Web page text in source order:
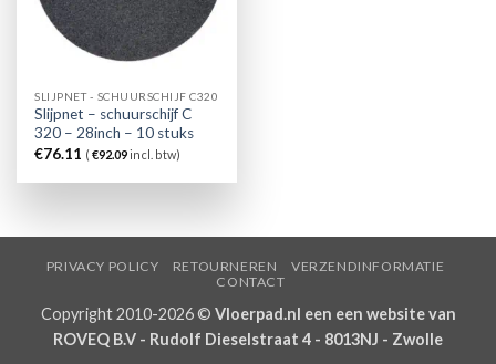
SLIJPNET - SCHUURSCHIJF C320
Slijpnet – schuurschijf C
320 – 28inch – 10 stuks
€76.11 (€92.09incl. btw)
PRIVACY POLICY RETOURNEREN
VERZENDINFORMATIE
CONTACT
Copyright 2010-2026 © Vloerpad.nl een een website van
ROVEQ B.V - Rudolf Dieselstraat 4 - 8013NJ - Zwolle